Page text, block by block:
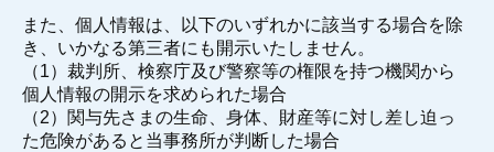
また、個人情報は、以下のいずれかに該当する場合を除
き、いかなる第三者にも開示いたしません。
（1）裁判所、検察庁及び警察等の権限を持つ機関から
個人情報の開示を求められた場合
（2）関与先さまの生命、身体、財産等に対し差し迫っ
た危険があると当事務所が判断した場合